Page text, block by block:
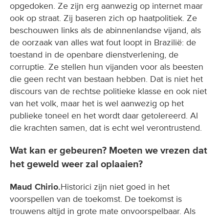
opgedoken. Ze zijn erg aanwezig op internet maar
ook op straat. Zij baseren zich op haatpolitiek. Ze
beschouwen links als de abinnenlandse vijand, als
de oorzaak van alles wat fout loopt in Brazilië: de
toestand in de openbare dienstverlening, de
corruptie. Ze stellen hun vijanden voor als beesten
die geen recht van bestaan hebben. Dat is niet het
discours van de rechtse politieke klasse en ook niet
van het volk, maar het is wel aanwezig op het
publieke toneel en het wordt daar getolereerd. Al
die krachten samen, dat is echt wel verontrustend.
Wat kan er gebeuren? Moeten we vrezen dat
het geweld weer zal oplaaien?
Maud Chirio.Historici zijn niet goed in het
voorspellen van de toekomst. De toekomst is
trouwens altijd in grote mate onvoorspelbaar. Als